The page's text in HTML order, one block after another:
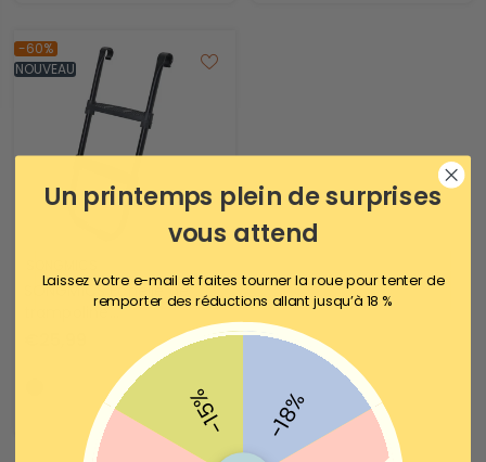
-60%
NOUVEAU
SONGMICS Échelle de
trampoline
Un printemps plein de surprises
vous attend
Laissez votre e-mail et faites tourner la roue pour tenter de
remporter des réductions allant jusqu’à 18 %
-18%
-15%